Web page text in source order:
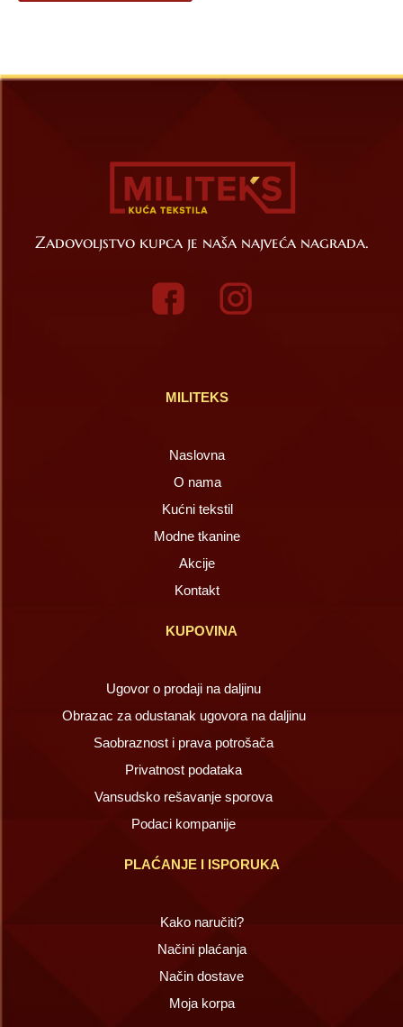
Zadovoljstvo kupca je naša najveća nagrada.
MILITEKS
Naslovna
O nama
Kućni tekstil
Modne tkanine
Akcije
Kontakt
KUPOVINA
Ugovor o prodaji na daljinu
Obrazac za odustanak ugovora na daljinu
Saobraznost i prava potrošača
Privatnost podataka
Vansudsko rešavanje sporova
Podaci kompanije
PLAĆANJE I ISPORUKA
Kako naručiti?
Načini plaćanja
Način dostave
Moja korpa